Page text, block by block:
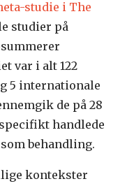
studie i The
studier på
var i alt 122
5 internationale
de på 28
handlede
behandling.
kontekster